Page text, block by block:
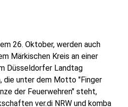
26. Oktober, werden auch
Märkischen Kreis an einer
Düsseldorfer Landtag
die unter dem Motto "Finger
der Feuerwehren" steht,
ver.di NRW und komba